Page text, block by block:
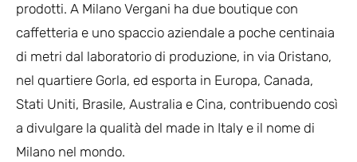
prodotti. A Milano Vergani ha due boutique con
caffetteria e uno spaccio aziendale a poche centinaia
di metri dal laboratorio di produzione, in via Oristano,
nel quartiere Gorla, ed esporta in Europa, Canada,
Stati Uniti, Brasile, Australia e Cina, contribuendo così
a divulgare la qualità del made in Italy e il nome di
Milano nel mondo.